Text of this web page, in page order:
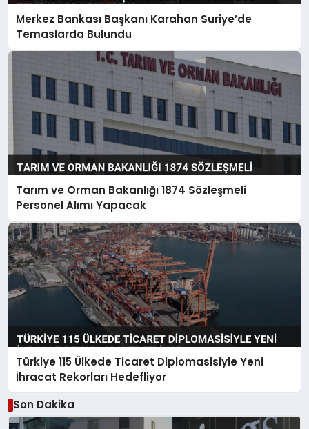
Merkez Bankası Başkanı Karahan Suriye’de
Temaslarda Bulundu
Tarım ve Orman Bakanlığı 1874 Sözleşmeli
Personel Alımı Yapacak
Türkiye 115 Ülkede Ticaret Diplomasisiyle Yeni
İhracat Rekorları Hedefliyor
Son Dakika